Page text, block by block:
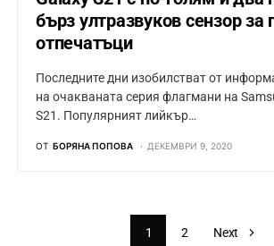
бърз ултразвуков сензор за
отпечатъци
Последните дни изобилстват от
на очакваната серия флагмани на
S21. Популярният лийкър…
ОТ БОРЯНА ПОПОВА ДЕКЕМВРИ 9, 2020
1 2 Next